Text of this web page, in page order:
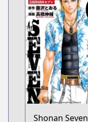
Shonan Seven